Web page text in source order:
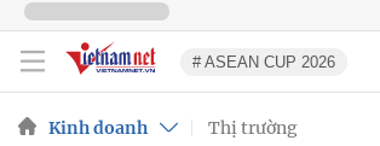
# ASEAN CUP 2026
Kinh doanh Thị trường